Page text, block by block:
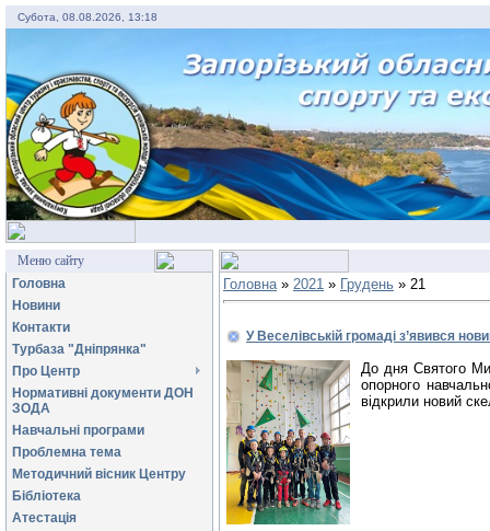
Субота, 08.08.2026, 13:18
Меню сайту
Головна
Новини
Контакти
Турбаза "Дніпрянка"
Про Центр
Нормативні документи ДОН
ЗОДА
Навчальні програми
Проблемна тема
Методичний вісник Центру
Бібліотека
Атестація
Головна» 2021 » Грудень » 21
У Веселівській громаді з’явився
До дня Святого
опорного
відкрили новий